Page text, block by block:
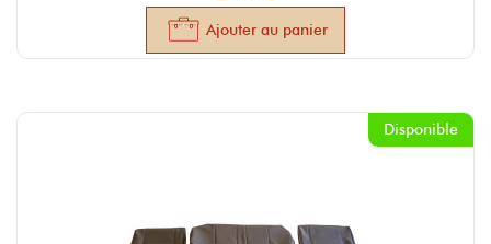
Ajouter au panier
Disponible